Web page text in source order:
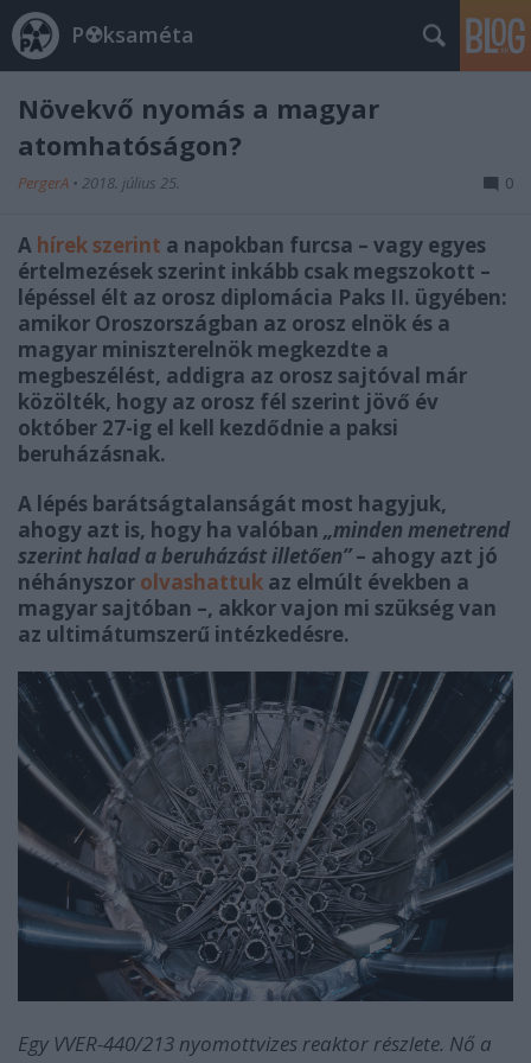
P☢ksaméta
Növekvő nyomás a magyar
atomhatóságon?
PergerA • 2018. július 25. 0
A hírek szerint a napokban furcsa – vagy egyes
értelmezések szerint inkább csak megszokott –
lépéssel élt az orosz diplomácia Paks II. ügyében:
amikor Oroszországban az orosz elnök és a
magyar miniszterelnök megkezdte a
megbeszélést, addigra az orosz sajtóval már
közölték, hogy az orosz fél szerint jövő év
október 27-ig el kell kezdődnie a paksi
beruházásnak.
A lépés barátságtalanságát most hagyjuk,
ahogy azt is, hogy ha valóban „minden menetrend
szerint halad a beruházást illetően”– ahogy azt jó
néhányszor olvashattuk az elmúlt években a
magyar sajtóban –, akkor vajon mi szükség van
az ultimátumszerű intézkedésre.
Egy VVER-440/213 nyomottvizes reaktor részlete. Nő a